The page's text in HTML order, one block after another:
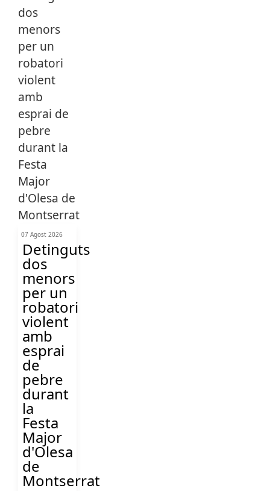
07 Agost 2026
Detinguts
dos
menors
per un
robatori
violent
amb
esprai
de
pebre
durant
la
Festa
Major
d'Olesa
de
Montserrat